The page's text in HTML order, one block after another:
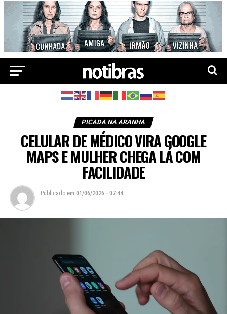
PICADA NA ARANHA
CELULAR DE MÉDICO VIRA GOOGLE
MAPS E MULHER CHEGA LÁ COM
FACILIDADE
Publicado em 01/06/2026 - 07:44